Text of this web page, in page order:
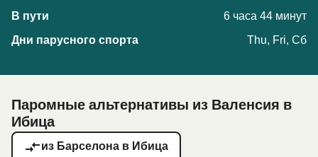
6 часа 44 минут
Thu, Fri, Сб
Паромные альтернативы из Валенсия в
Ибица
из Барселона в Ибица